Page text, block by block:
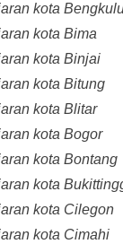
kota
kota Bima
kota Binjai
kota Bitung
kota Blitar
kota Bogor
kota Bontang
kota
kota Cilegon
kota Cimahi